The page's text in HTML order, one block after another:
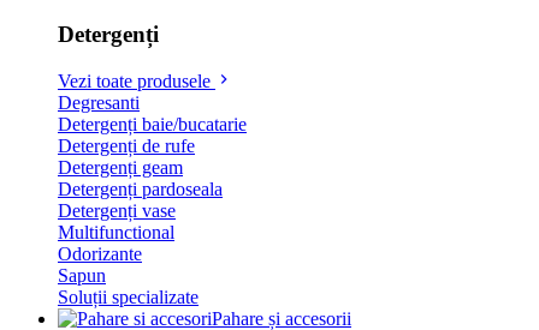
Detergenți
Vezi toate produsele
Degresanti
Detergenți baie/bucatarie
Detergenți de rufe
Detergenți geam
Detergenți pardoseala
Detergenți vase
Multifunctional
Odorizante
Sapun
Soluții specializate
Pahare și accesorii